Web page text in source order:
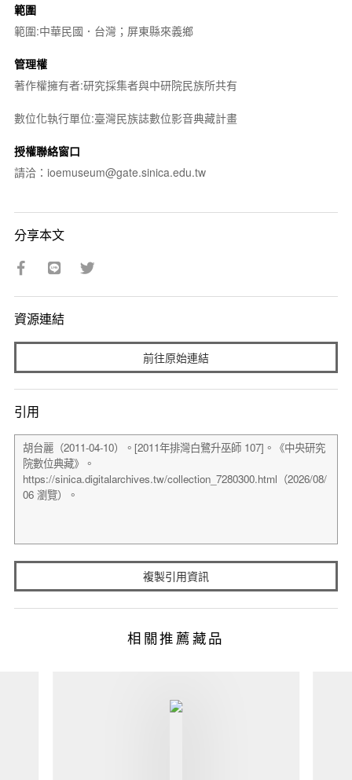
範圍
範圍:中華民國．台灣；屏東縣來義鄉
管理權
著作權擁有者:研究採集者與中研院民族所共有
數位化執行單位:臺灣民族誌數位影音典藏計畫
授權聯絡窗口
請洽：ioemuseum@gate.sinica.edu.tw
分享本文
資源連結
前往原始連結
引用
複製引用資訊
相關推薦藏品